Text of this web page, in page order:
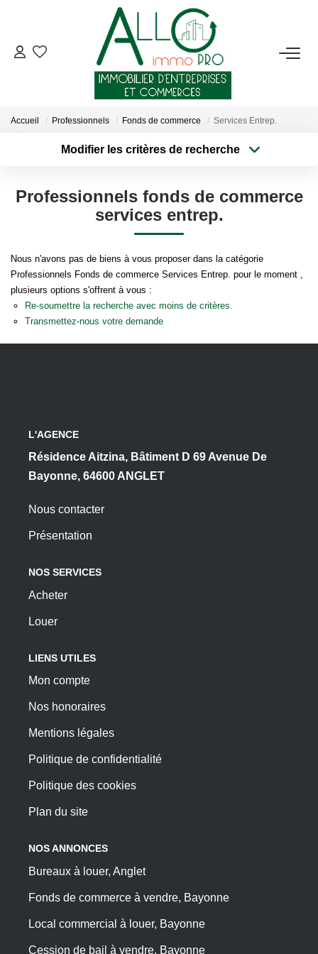
ACHETER
LOUER
NOTRE AGENCE
Qui Sommes-Nous ?
Nous Rejoindre
Nos Actualités
CONTACT
Accueil Professionnels Fonds de commerce Services Entrep.
Modifier les critères de recherche
Type de bien
Surface min
Créer une alerte
Professionnels fonds de commerce
services entrep.
Nous n'avons pas de biens à vous proposer dans la catégorie
Professionnels Fonds de commerce Services Entrep. pour le moment ,
plusieurs options s'offrent à vous :
Re-soumettre la recherche avec moins de critères.
Transmettez-nous votre demande
L'AGENCE
Résidence Aitzina, Bâtiment D 69 Avenue De
Bayonne, 64600 ANGLET
Nous contacter
Présentation
NOS SERVICES
Acheter
Louer
LIENS UTILES
Mon compte
Nos honoraires
Mentions légales
Politique de confidentialité
Politique des cookies
Plan du site
NOS ANNONCES
Bureaux à louer, Anglet
Fonds de commerce à vendre, Bayonne
Local commercial à louer, Bayonne
Cession de bail à vendre, Bayonne